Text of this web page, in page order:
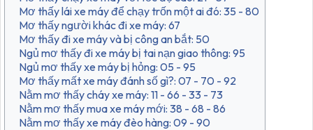
Mơ thấy lái xe máy để chạy trốn một ai đó: 35 - 80
Mơ thấy người khác đi xe máy: 67
Mơ thấy đi xe máy và bị công an bắt: 50
Ngủ mơ thấy đi xe máy bị tai nạn giao thông: 95
Ngủ mơ thấy xe máy bị hỏng: 05 - 95
Mơ thấy mất xe máy đánh số gì?: 07 - 70 - 92
Nằm mơ thấy cháy xe máy: 11 - 66 - 33 - 73
Nằm mơ thấy mua xe máy mới: 38 - 68 - 86
Nằm mơ thấy xe máy đèo hàng: 09 - 90